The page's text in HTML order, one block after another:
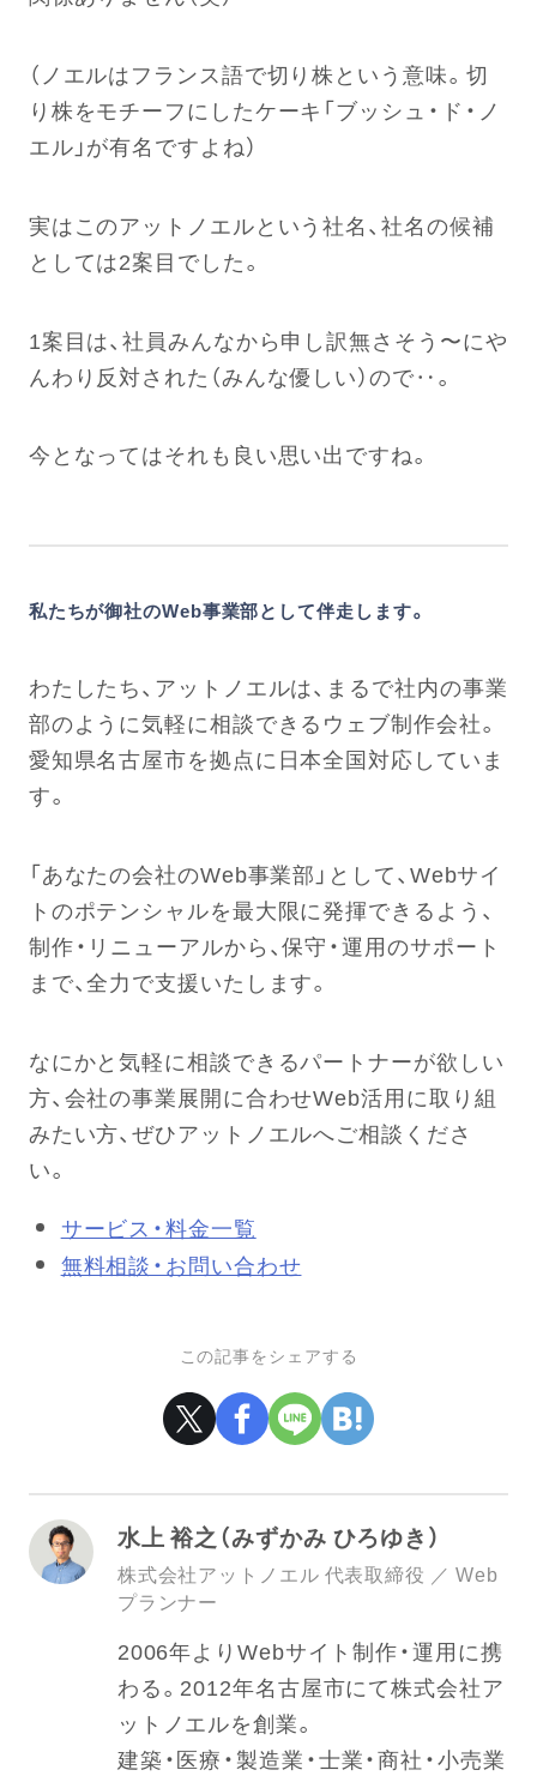
（ノエルはフランス語で切り株という意味。切
り株をモチーフにしたケーキ「ブッシュ・ド・ノ
エル」が有名ですよね）
実はこのアットノエルという社名、社名の候補
としては2案目でした。
1案目は、社員みんなから申し訳無さそう〜にや
んわり反対された（みんな優しい）ので‥。
今となってはそれも良い思い出ですね。
私たちが御社のWeb事業部として伴走します。
わたしたち、アットノエルは、まるで社内の事業
部のように気軽に相談できるウェブ制作会社。
愛知県名古屋市を拠点に日本全国対応していま
す。
「あなたの会社のWeb事業部」として、Webサイ
トのポテンシャルを最大限に発揮できるよう、
制作・リニューアルから、保守・運用のサポート
まで、全力で支援いたします。
なにかと気軽に相談できるパートナーが欲しい
方、会社の事業展開に合わせWeb活用に取り組
みたい方、ぜひアットノエルへご相談くださ
い。
サービス・料金一覧
無料相談・お問い合わせ
この記事をシェアする
水上 裕之（みずかみ ひろゆき）
株式会社アットノエル 代表取締役 ／ Web
プランナー
2006年よりWebサイト制作・運用に携
わる。2012年名古屋市にて株式会社ア
ットノエルを創業。
建築・医療・製造業・士業・商社・小売業